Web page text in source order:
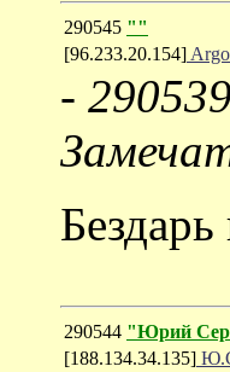
290545 ""
[96.233.20.154]
-
290544 "Юрий
[188.134.34.135]